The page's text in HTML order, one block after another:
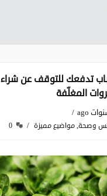
تدفعك للتوقف عن شراء
المغلّفة
وصحة,مواضيع مميزة 0